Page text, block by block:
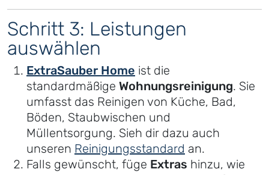
Schritt 3: Leistungen
auswählen
ExtraSauber Home ist die
standardmäßige Wohnungsreinigung. Sie
umfasst das Reinigen von Küche, Bad,
Böden, Staubwischen und
Müllentsorgung. Sieh dir dazu auch
unseren Reinigungsstandard an.
Falls gewünscht, füge Extras hinzu, wie